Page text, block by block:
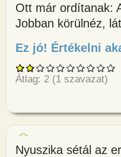
Ott már ordítanak:
Jobban körülnéz,
Ez jó! Értékelni
Átlag: 2 (1 szavazat)
Nyuszika sétál az